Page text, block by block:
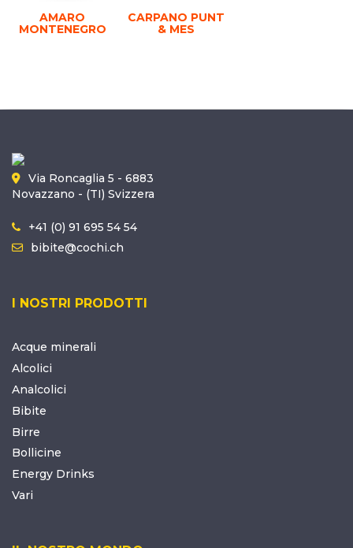
AMARO
MONTENEGRO
CARPANO PUNT
& MES
Via Roncaglia 5 - 6883
Novazzano - (TI) Svizzera
+41 (0) 91 695 54 54
bibite@cochi.ch
I NOSTRI PRODOTTI
Acque minerali
Alcolici
Analcolici
Bibite
Birre
Bollicine
Energy Drinks
Vari